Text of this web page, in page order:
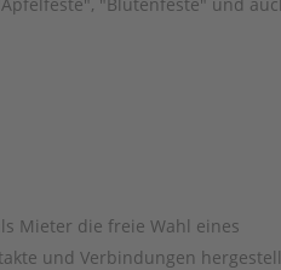
Mieter die freie Wahl eines
und Verbindungen